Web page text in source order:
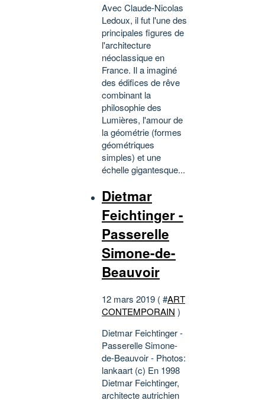
Avec Claude-Nicolas
Ledoux, il fut l'une des
principales figures de
l'architecture
néoclassique en
France. Il a imaginé
des édifices de rêve
combinant la
philosophie des
Lumières, l'amour de
la géométrie (formes
géométriques
simples) et une
échelle gigantesque...
Dietmar
Feichtinger -
Passerelle
Simone-de-
Beauvoir
12 mars 2019 ( #ART
CONTEMPORAIN )
Dietmar Feichtinger -
Passerelle Simone-
de-Beauvoir - Photos:
lankaart (c) En 1998
Dietmar Feichtinger,
architecte autrichien